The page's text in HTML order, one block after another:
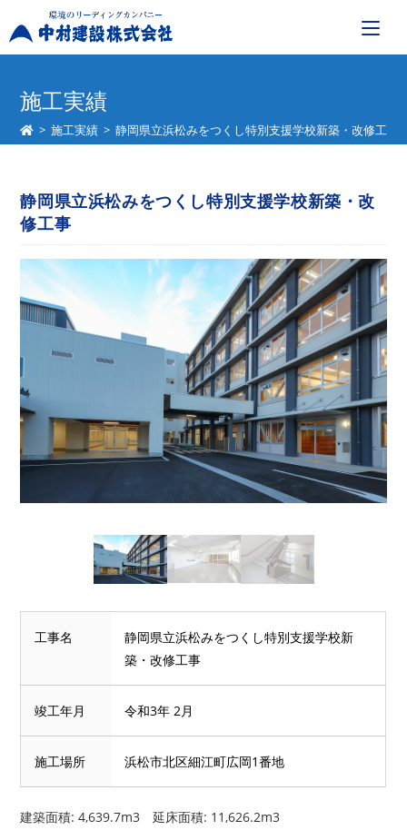
施工実績
> 施工実績 > 静岡県立浜松みをつくし特別支援学校新築・改修工事
静岡県立浜松みをつくし特別支援学校新築・改
修工事
工事名
静岡県立浜松みをつくし特別支援学校新
築・改修工事
竣工年月 令和3年 2月
施工場所 浜松市北区細江町広岡1番地
建築面積: 4,639.7m3 延床面積: 11,626.2m3